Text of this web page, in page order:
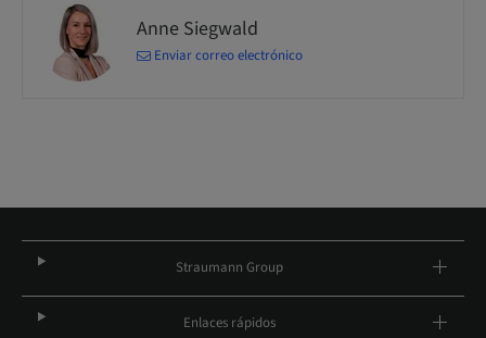
Anne Siegwald
Enviar correo electrónico
Straumann Group
Enlaces rápidos